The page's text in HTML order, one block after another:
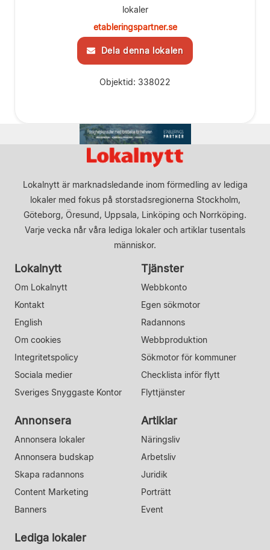
lokaler
etableringspartner.se
Dela denna lokalen
Objektid: 338022
Lokalnytt är marknadsledande inom förmedling av lediga
lokaler med fokus på storstadsregionerna Stockholm,
Göteborg, Öresund, Uppsala, Linköping och Norrköping.
Varje vecka når våra lediga lokaler och artiklar tusentals
människor.
Lokalnytt
Om Lokalnytt
Kontakt
English
Om cookies
Integritetspolicy
Sociala medier
Sveriges Snyggaste Kontor
Tjänster
Webbkonto
Egen sökmotor
Radannons
Webbproduktion
Sökmotor för kommuner
Checklista inför flytt
Flyttjänster
Annonsera
Annonsera lokaler
Annonsera budskap
Skapa radannons
Content Marketing
Banners
Artiklar
Näringsliv
Arbetsliv
Juridik
Porträtt
Event
Lediga lokaler